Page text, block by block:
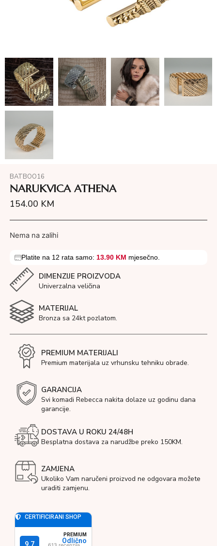
BATBOO16
NARUKVICA ATHENA
154.00 KM
Nema na zalihi
Platite na 12 rata samo: 13.90 KM mjesečno.
DIMENZIJE PROIZVODA
Univerzalna veličina
MATERIJAL
Bronza sa 24kt pozlatom.
PREMIUM MATERIJALI
Premium materijala uz vrhunsku tehniku obrade.
GARANCIJA
Svi komadi Rebecca nakita dolaze uz godinu dana
garancije.
DOSTAVA U ROKU 24/48H
Besplatna dostava za narudžbe preko 150KM.
ZAMJENA
Ukoliko Vam naručeni proizvod ne odgovara možete
uraditi zamjenu.